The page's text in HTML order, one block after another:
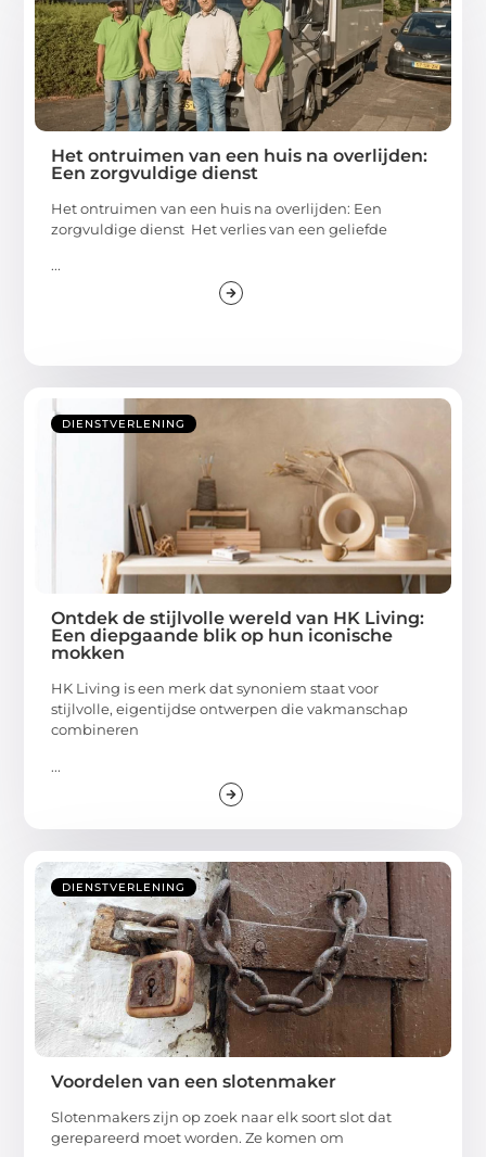
Het ontruimen van een huis na overlijden:
Een zorgvuldige dienst
Het ontruimen van een huis na overlijden: Een
zorgvuldige dienst Het verlies van een geliefde
...
DIENSTVERLENING
Ontdek de stijlvolle wereld van HK Living:
Een diepgaande blik op hun iconische
mokken
HK Living is een merk dat synoniem staat voor
stijlvolle, eigentijdse ontwerpen die vakmanschap
combineren
...
DIENSTVERLENING
Voordelen van een slotenmaker
Slotenmakers zijn op zoek naar elk soort slot dat
gerepareerd moet worden. Ze komen om